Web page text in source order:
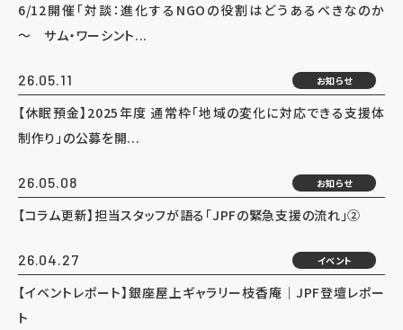
6/12開催「対談：進化するNGOの役割はどうあるべきなのか
～ サム・ワーシント...
26.05.11 お知らせ
【休眠預金】2025年度 通常枠「地域の変化に対応できる支援体
制作り」の公募を開...
26.05.08 お知らせ
【コラム更新】担当スタッフが語る「JPFの緊急支援の流れ」②
26.04.27 イベント
【イベントレポート】銀座屋上ギャラリー枝香庵｜JPF登壇レポー
ト